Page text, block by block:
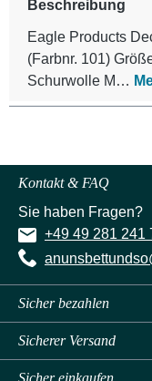
Beschreibung
Eagle Products
(Farbnr. 101)
Schurwolle M…
Kontakt & FAQ
Sie haben Fragen?
+49 49 281 241
Sicher bezahlen
Sicherer Versand
Sicher einkaufen